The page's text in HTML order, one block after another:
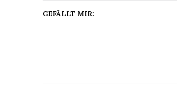
GEFÄLLT MIR: